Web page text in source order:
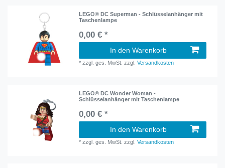
LEGO® DC Superman - Schlüsselanhänger mit
Taschenlampe
0,00 € *
In den Warenkorb
*zzgl. ges. MwSt. zzgl.Versandkosten
LEGO® DC Wonder Woman -
Schlüsselanhänger mit Taschenlampe
0,00 € *
In den Warenkorb
*zzgl. ges. MwSt. zzgl.Versandkosten